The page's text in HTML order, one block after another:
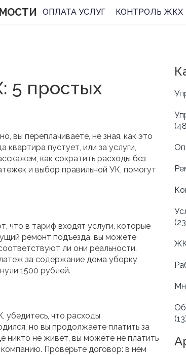
ОПЛАТА УСЛУГ КОНТРОЛЬ ЖКХ
5 простых
вы переплачиваете, не зная, как это
пустует, или за услуги,
как сократить расходы без
и выбор правильной УК, помогут
что в тариф входят услуги, которые
ремонт подъезда, вы можете
ли они реальности.
за содержание дома уборку
1500 рублей.
убедитесь, что расходы
но вы продолжаете платить за
никто не живет, вы можете не платить
Проверьте договор: в нём